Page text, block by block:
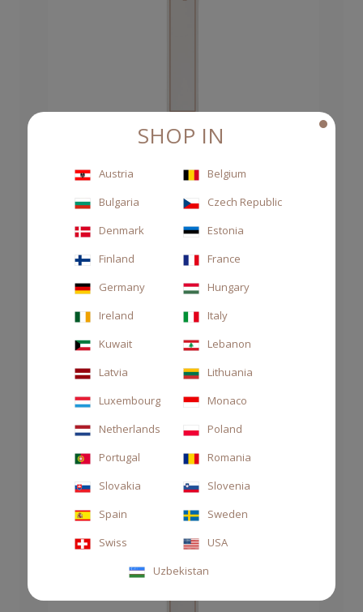
MIDOLLINI IN RATTAN 250ML
6,00 €
SHOP IN
Austria
Belgium
Bulgaria
Czech Republic
Denmark
Estonia
Finland
France
Germany
Hungary
Ireland
Italy
Kuwait
Lebanon
Latvia
Lithuania
Luxembourg
Monaco
Netherlands
Poland
Portugal
Romania
Slovakia
Slovenia
Spain
Sweden
Swiss
USA
Uzbekistan